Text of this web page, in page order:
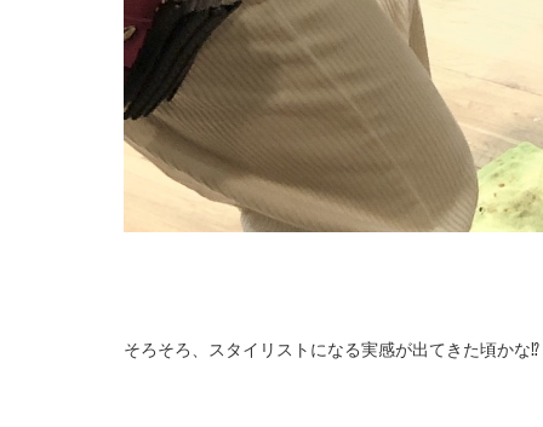
そろそろ、スタイリストになる実感が出てきた頃かな⁉︎